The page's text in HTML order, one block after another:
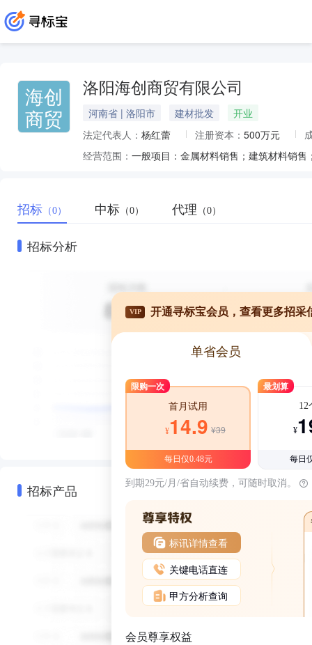
海创
商贸
洛阳海创商贸有限公司
河南省 | 洛阳市 建材批发
开业
法定代表人： 杨红蕾 注册资本： 500万元
经营范围：
招标 （0） 中标 （0） 代理 （0）
招标分析
招标产品
VIP 开通寻标宝会员，查看更多招采
单省会员
限购一次
首月试用
¥14.9 ¥39
每日仅0.48元
最划算
12
¥
每日
到期29元/月/省自动续费，可随时取消。
标讯详情查看
关键电话直连
甲方分析查询
会员尊享权益